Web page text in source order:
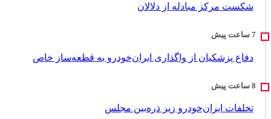
شکست مرکز مبادله از دلالان
دفاع پزشکیان از واگذاری ایران‌خودرو به قطعه‌ساز خاص
تخلفات ایران‌خودرو زیر ذره‌بین مجلس